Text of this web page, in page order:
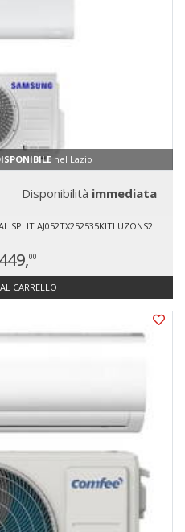
nel Lazio
Disponibilità immediata
SPLIT AJ052TX252535KITLUZONS2
00
CARRELLO